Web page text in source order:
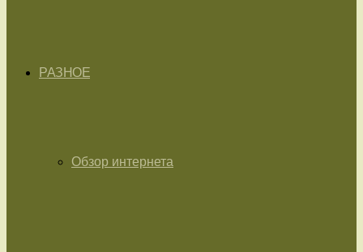
РАЗНОЕ
Обзор интернета